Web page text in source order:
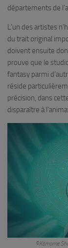
départements de
L’un des artistes
du trait original
doivent ensuite
prouve que le
fantasy parmi
réside
précision, dans
disparaître à
©Kamome